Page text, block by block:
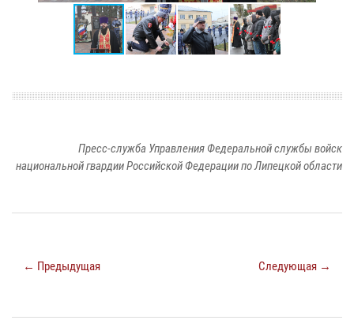
Пресс-служба Управления Федеральной службы войск
национальной гвардии Российской Федерации по Липецкой области
← Предыдущая Следующая →